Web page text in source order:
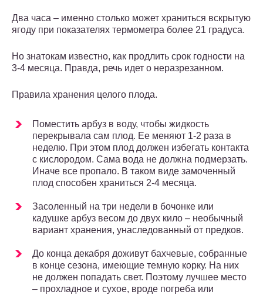
Два часа – именно столько может храниться вскрытую
ягоду при показателях термометра более 21 градуса.
Но знатокам известно, как продлить срок годности на
3-4 месяца. Правда, речь идет о неразрезанном.
Правила хранения целого плода.
Поместить арбуз в воду, чтобы жидкость
перекрывала сам плод. Ее меняют 1-2 раза в
неделю. При этом плод должен избегать контакта
с кислородом. Сама вода не должна подмерзать.
Иначе все пропало. В таком виде замоченный
плод способен храниться 2-4 месяца.
Засоленный на три недели в бочонке или
кадушке арбуз весом до двух кило – необычный
вариант хранения, унаследованный от предков.
До конца декабря доживут бахчевые, собранные
в конце сезона, имеющие темную корку. На них
не должен попадать свет. Поэтому лучшее место
– прохладное и сухое, вроде погреба или